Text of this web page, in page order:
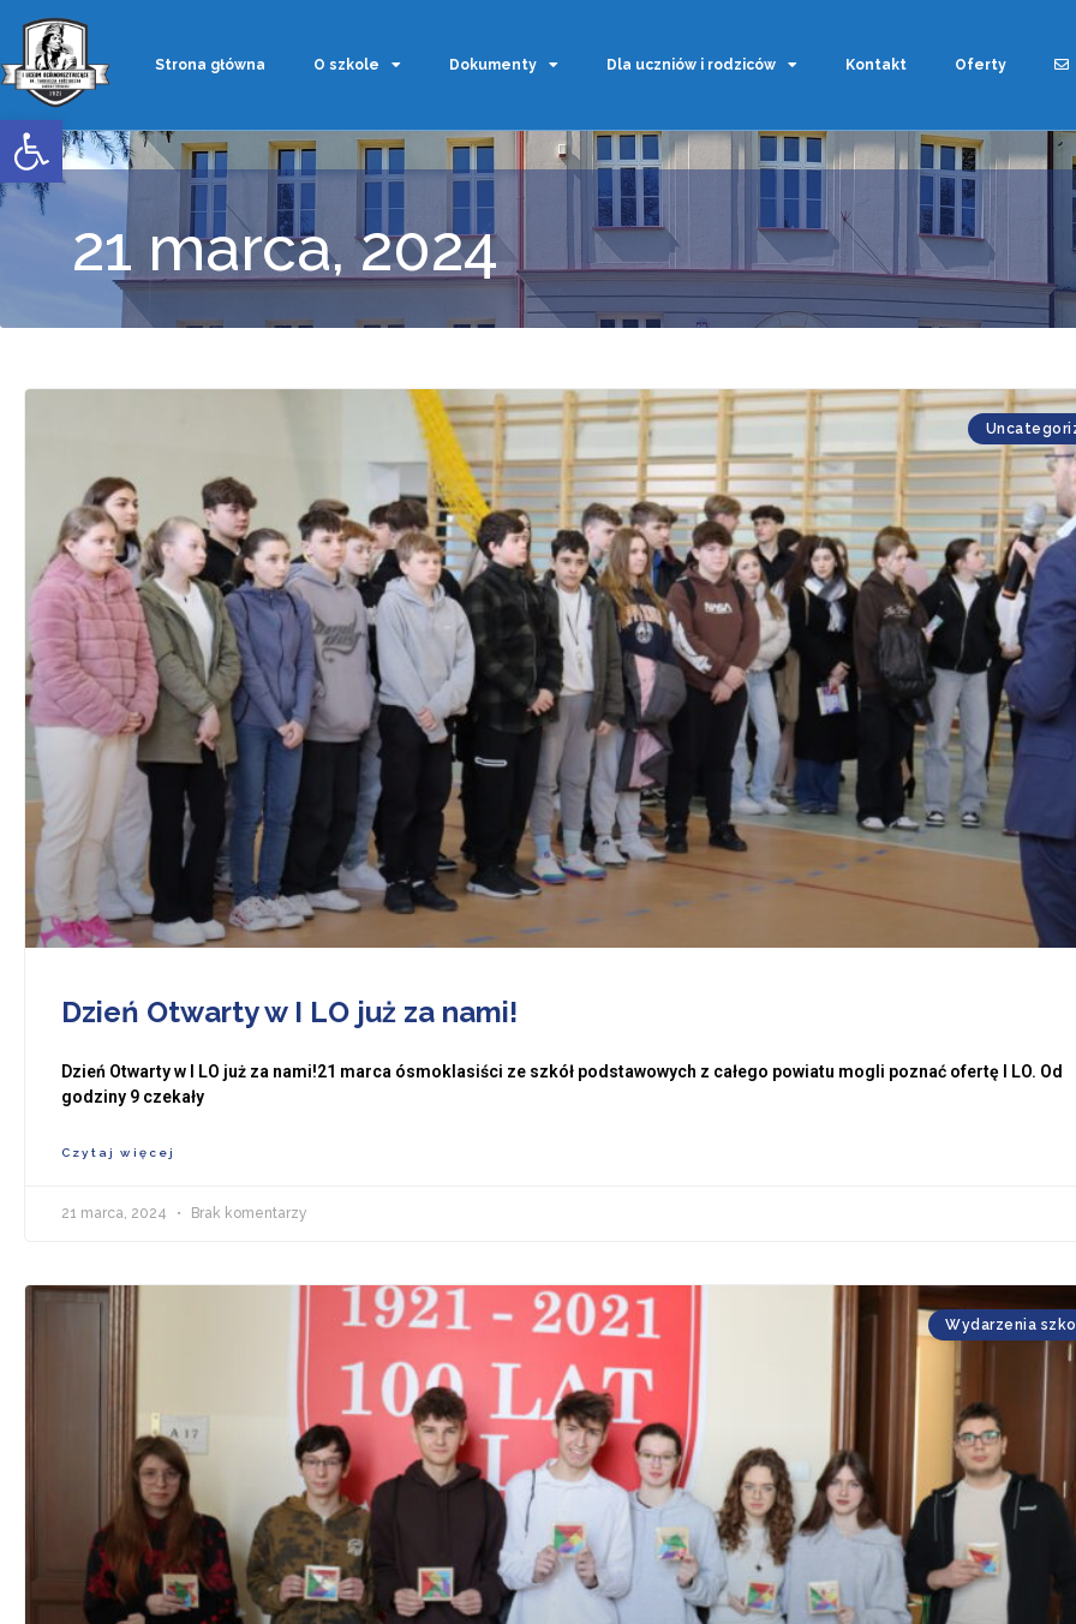
Otwórz pasek narzędzi
Strona główna O szkole Dokumenty Dla uczniów i rodziców Kontakt Oferty
21 marca, 2024
Dzień Otwarty w I LO już za nami!
Dzień Otwarty w I LO już za nami!21 marca ósmoklasiści ze szkół podstawowych z całego powiatu mogli poznać ofertę I LO. Od
godziny 9 czekały
Czytaj więcej
21 marca, 2024 Brak komentarzy
Wydarzenia